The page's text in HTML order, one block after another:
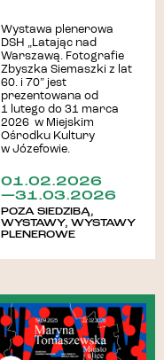
Wystawa plenerowa
DSH „Latając nad
Warszawą. Fotografie
Zbyszka Siemaszki z lat
60. i 70” jest
prezentowana od
1 lutego do 31 marca
2026 w Miejskim
Ośrodku Kultury
w Józefowie.
01.02.2026
—31.03.2026
POZA SIEDZIBĄ,
WYSTAWY, WYSTAWY
PLENEROWE